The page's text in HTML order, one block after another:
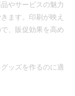
やサービスの魅力
ます。印刷が映え
、販促効果を高め
ッズを作るのに適